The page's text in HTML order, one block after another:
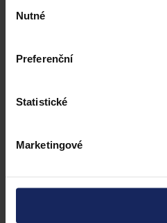
souhlasu
Nutné
Preferenční
Statistické
Marketingové